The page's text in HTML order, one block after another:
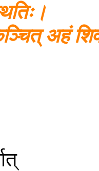
अहं